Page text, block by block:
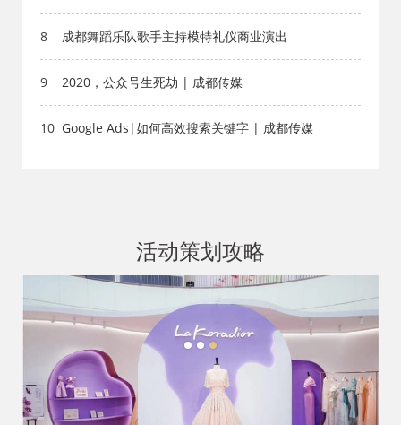
8 成都舞蹈乐队歌手主持模特礼仪商业演出
9 2020，公众号生死劫 | 成都传媒
10 Google Ads|如何高效搜索关键字 | 成都传媒
活动策划攻略
1 2